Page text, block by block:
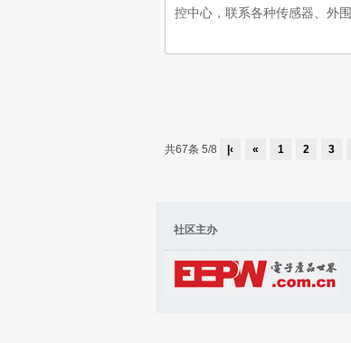
控中心，联系各种传感器、外
体。 上述系统庞大，所
过SIM300模块进行短信报警，
外也可以对家里的安防危险
共67条 5/8 |‹ « 1 2 3
社区主办 社